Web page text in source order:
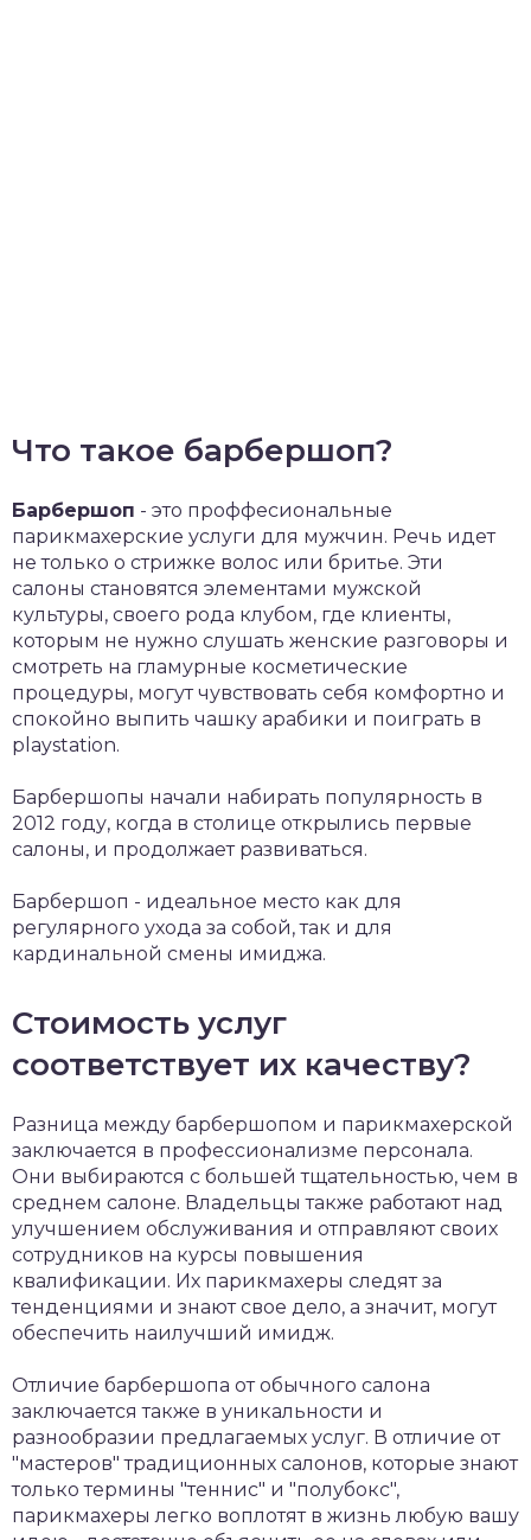
Что такое барбершоп?
Барбершоп - это проффесиональные
парикмахерские услуги для мужчин. Речь идет
не только о стрижке волос или бритье. Эти
салоны становятся элементами мужской
культуры, своего рода клубом, где клиенты,
которым не нужно слушать женские разговоры и
смотреть на гламурные косметические
процедуры, могут чувствовать себя комфортно и
спокойно выпить чашку арабики и поиграть в
playstation.
Барбершопы начали набирать популярность в
2012 году, когда в столице открылись первые
салоны, и продолжает развиваться.
Барбершоп - идеальное место как для
регулярного ухода за собой, так и для
кардинальной смены имиджа.
Стоимость услуг
соответствует их качеству?
Разница между барбершопом и парикмахерской
заключается в профессионализме персонала.
Они выбираются с большей тщательностью, чем в
среднем салоне. Владельцы также работают над
улучшением обслуживания и отправляют своих
сотрудников на курсы повышения
квалификации. Их парикмахеры следят за
тенденциями и знают свое дело, а значит, могут
обеспечить наилучший имидж.
Отличие барбершопа от обычного салона
заключается также в уникальности и
разнообразии предлагаемых услуг. В отличие от
"мастеров" традиционных салонов, которые знают
только термины "теннис" и "полубокс",
парикмахеры легко воплотят в жизнь любую вашу